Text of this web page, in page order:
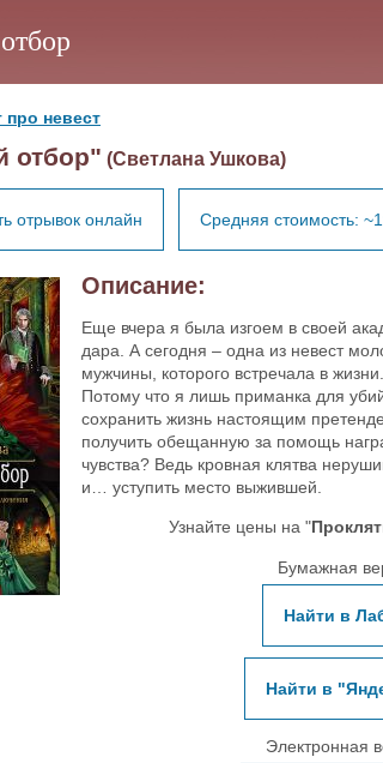
про невест
отбор" (Светлана Ушкова)
отрывок онлайн Средняя стоимость:
Описание:
Еще вчера я была изгоем в своей
дара. А сегодня – одна из невест
мужчины, которого встречала в
Потому что я лишь приманка для
сохранить жизнь настоящим
получить обещанную за помощь
чувства? Ведь кровная клятва
и… уступить место выжившей.
Узнайте цены на "
Бумажная
Найти в
Найти в
Электронная